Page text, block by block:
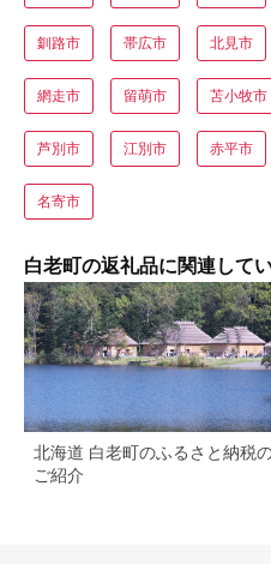
釧路市 帯広市 北見市
網走市 留萌市 苫小牧市
芦別市 江別市 赤平市
名寄市
白老町の返礼品に関連して
北海道 白老町のふるさと納税
ご紹介